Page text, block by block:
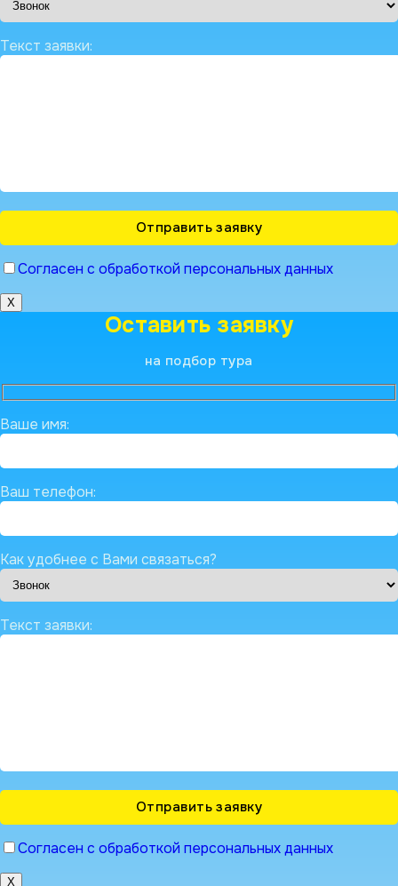
Текст заявки:
Согласен с обработкой персональных данных
X
Оставить заявку
на подбор тура
Ваше имя:
Ваш телефон:
Как удобнее с Вами связаться?
Текст заявки:
Согласен с обработкой персональных данных
X